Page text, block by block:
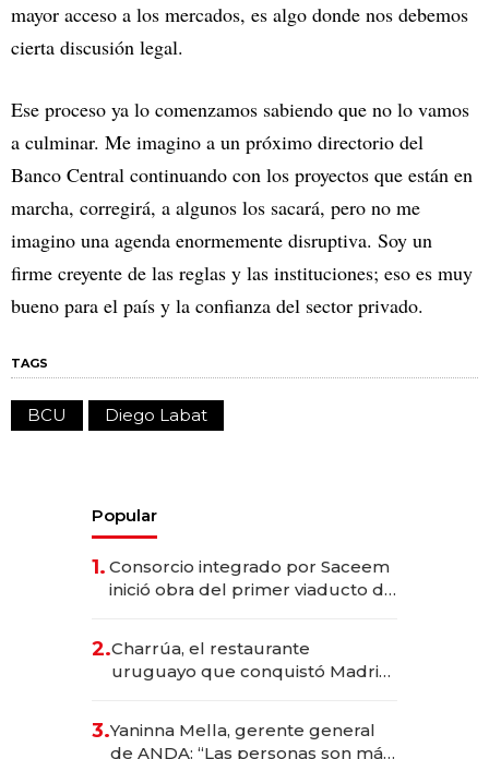
mayor acceso a los mercados, es algo donde nos debemos
cierta discusión legal.
Ese proceso ya lo comenzamos sabiendo que no lo vamos
a culminar. Me imagino a un próximo directorio del
Banco Central continuando con los proyectos que están en
marcha, corregirá, a algunos los sacará, pero no me
imagino una agenda enormemente disruptiva. Soy un
firme creyente de las reglas y las instituciones; eso es muy
bueno para el país y la confianza del sector privado.
TAGS
BCU Diego Labat
Popular
1. Consorcio integrado por Saceem
inició obra del primer viaducto de
millones
2.Charrúa, el restaurante
uruguayo que conquistó Madrid:
anticipación y prepara apertura
3.Yaninna Mella, gerente general
de ANDA: “Las personas son más